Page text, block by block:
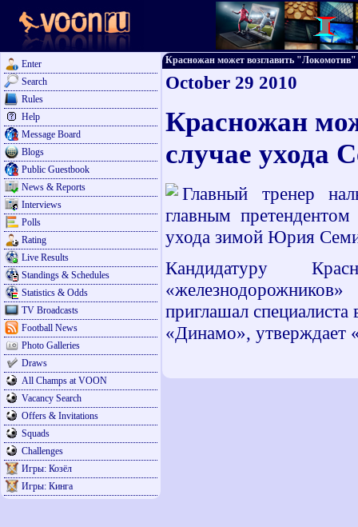
Enter
Search
Rules
Help
Message Board
Blogs
Public Guestbook
News & Reports
Interviews
Polls
Rating
Live Results
Standings & Schedules
Statistics & Odds
TV Broadcasts
Football News
Photo Galleries
Draws
All Champs at VOON
Vacancy Search
Offers & Invitations
Squads
Challenges
Игры: Козёл
Игры: Кинга
Красножан может возглавить "Локомотив"
October 29 2010
Красножан
случае ухода
Главный тренер
главным
ухода зимой Юрия
Кандидатуру
приглашал
«Динамо», утверждает